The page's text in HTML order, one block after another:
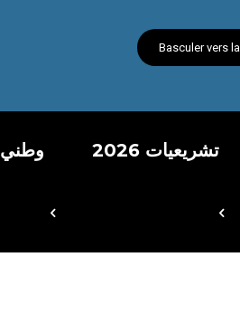
Basculer vers
تشريعيات 2026 وطني